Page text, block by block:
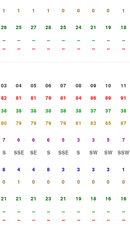
1 1 1 1 0 0 0 0 1
26 25 27 28 25 24 21 19 18
-- -- -- -- -- -- -- -- --
-- -- -- -- -- -- -- -- --
03 04 05 06 07 08 09 10 11
82 81 81 79 81 84 86 89 91
38 38 38 38 38 38 37 37 38
80 79 79 79 79 81 83 85 87
7 6 6 6 5 3 3 5 7
S SSE SE S SSE S SW SW SSW
8 4 4 8 3 3 3 3 1
0 1 0 0 0 0 0 0 0
21 21 21 23 21 19 18 16 16
-- -- -- -- -- -- -- -- --
-- -- -- -- -- -- -- -- --